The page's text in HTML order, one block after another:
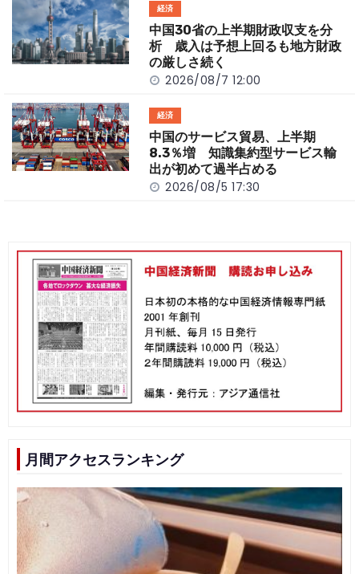
経済
中国30省の上半期財政収支を分
析 歳入は予想上回るも地方財政
の厳しさ続く
2026/08/7 12:00
経済
中国のサービス貿易、上半期
8.3％増 知識集約型サービス輸
出が初めて過半占める
2026/08/5 17:30
月間アクセスランキング